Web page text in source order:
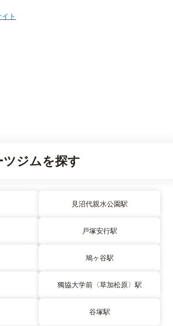
ト
ジムを探す
見沼代親水公園駅
戸塚安行駅
鳩ヶ谷駅
獨協大学前〈草加松原〉駅
谷塚駅